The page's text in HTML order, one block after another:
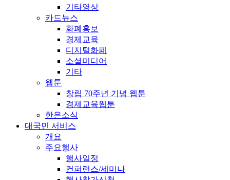
기타영상
카드뉴스
화폐홍보
경제교육
디지털화폐
소셜미디어
기타
웹툰
창립 70주년 기념 웹툰
경제교육웹툰
한은소식
대국민 서비스
개요
주요행사
행사일정
컨퍼런스/세미나